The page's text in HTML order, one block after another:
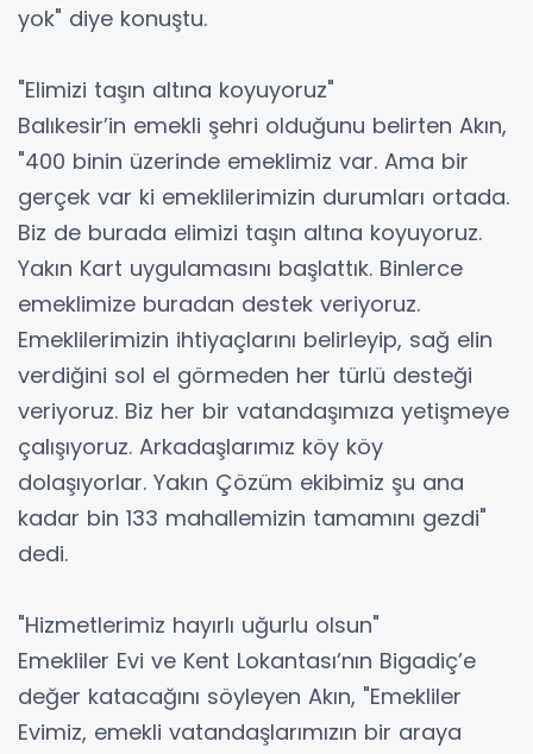
yok" diye konuştu.
"Elimizi taşın altına koyuyoruz"
Balıkesir’in emekli şehri olduğunu belirten Akın,
"400 binin üzerinde emeklimiz var. Ama bir
gerçek var ki emeklilerimizin durumları ortada.
Biz de burada elimizi taşın altına koyuyoruz.
Yakın Kart uygulamasını başlattık. Binlerce
emeklimize buradan destek veriyoruz.
Emeklilerimizin ihtiyaçlarını belirleyip, sağ elin
verdiğini sol el görmeden her türlü desteği
veriyoruz. Biz her bir vatandaşımıza yetişmeye
çalışıyoruz. Arkadaşlarımız köy köy
dolaşıyorlar. Yakın Çözüm ekibimiz şu ana
kadar bin 133 mahallemizin tamamını gezdi"
dedi.
"Hizmetlerimiz hayırlı uğurlu olsun"
Emekliler Evi ve Kent Lokantası’nın Bigadiç’e
değer katacağını söyleyen Akın, "Emekliler
Evimiz, emekli vatandaşlarımızın bir araya